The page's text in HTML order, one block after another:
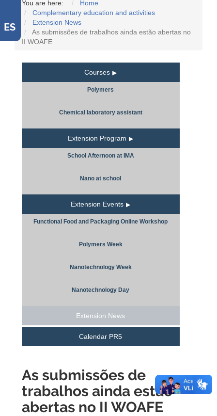
ES
You are here:
Home
Complementary education and activities
Extension News
As submissões de trabalhos ainda estão abertas no
II WOAFE
Courses
Polymers
Chemical laboratory assistant
Extension Program
School Afternoon at IMA
Nano at school
Extension Events
Functional Food and Packaging Online Workshop
Polymers Week
Nanotechnology Week
Nanotechnology Day
Extension News
Calendar PR5
As submissões de
trabalhos ainda estão
abertas no II WOAFE